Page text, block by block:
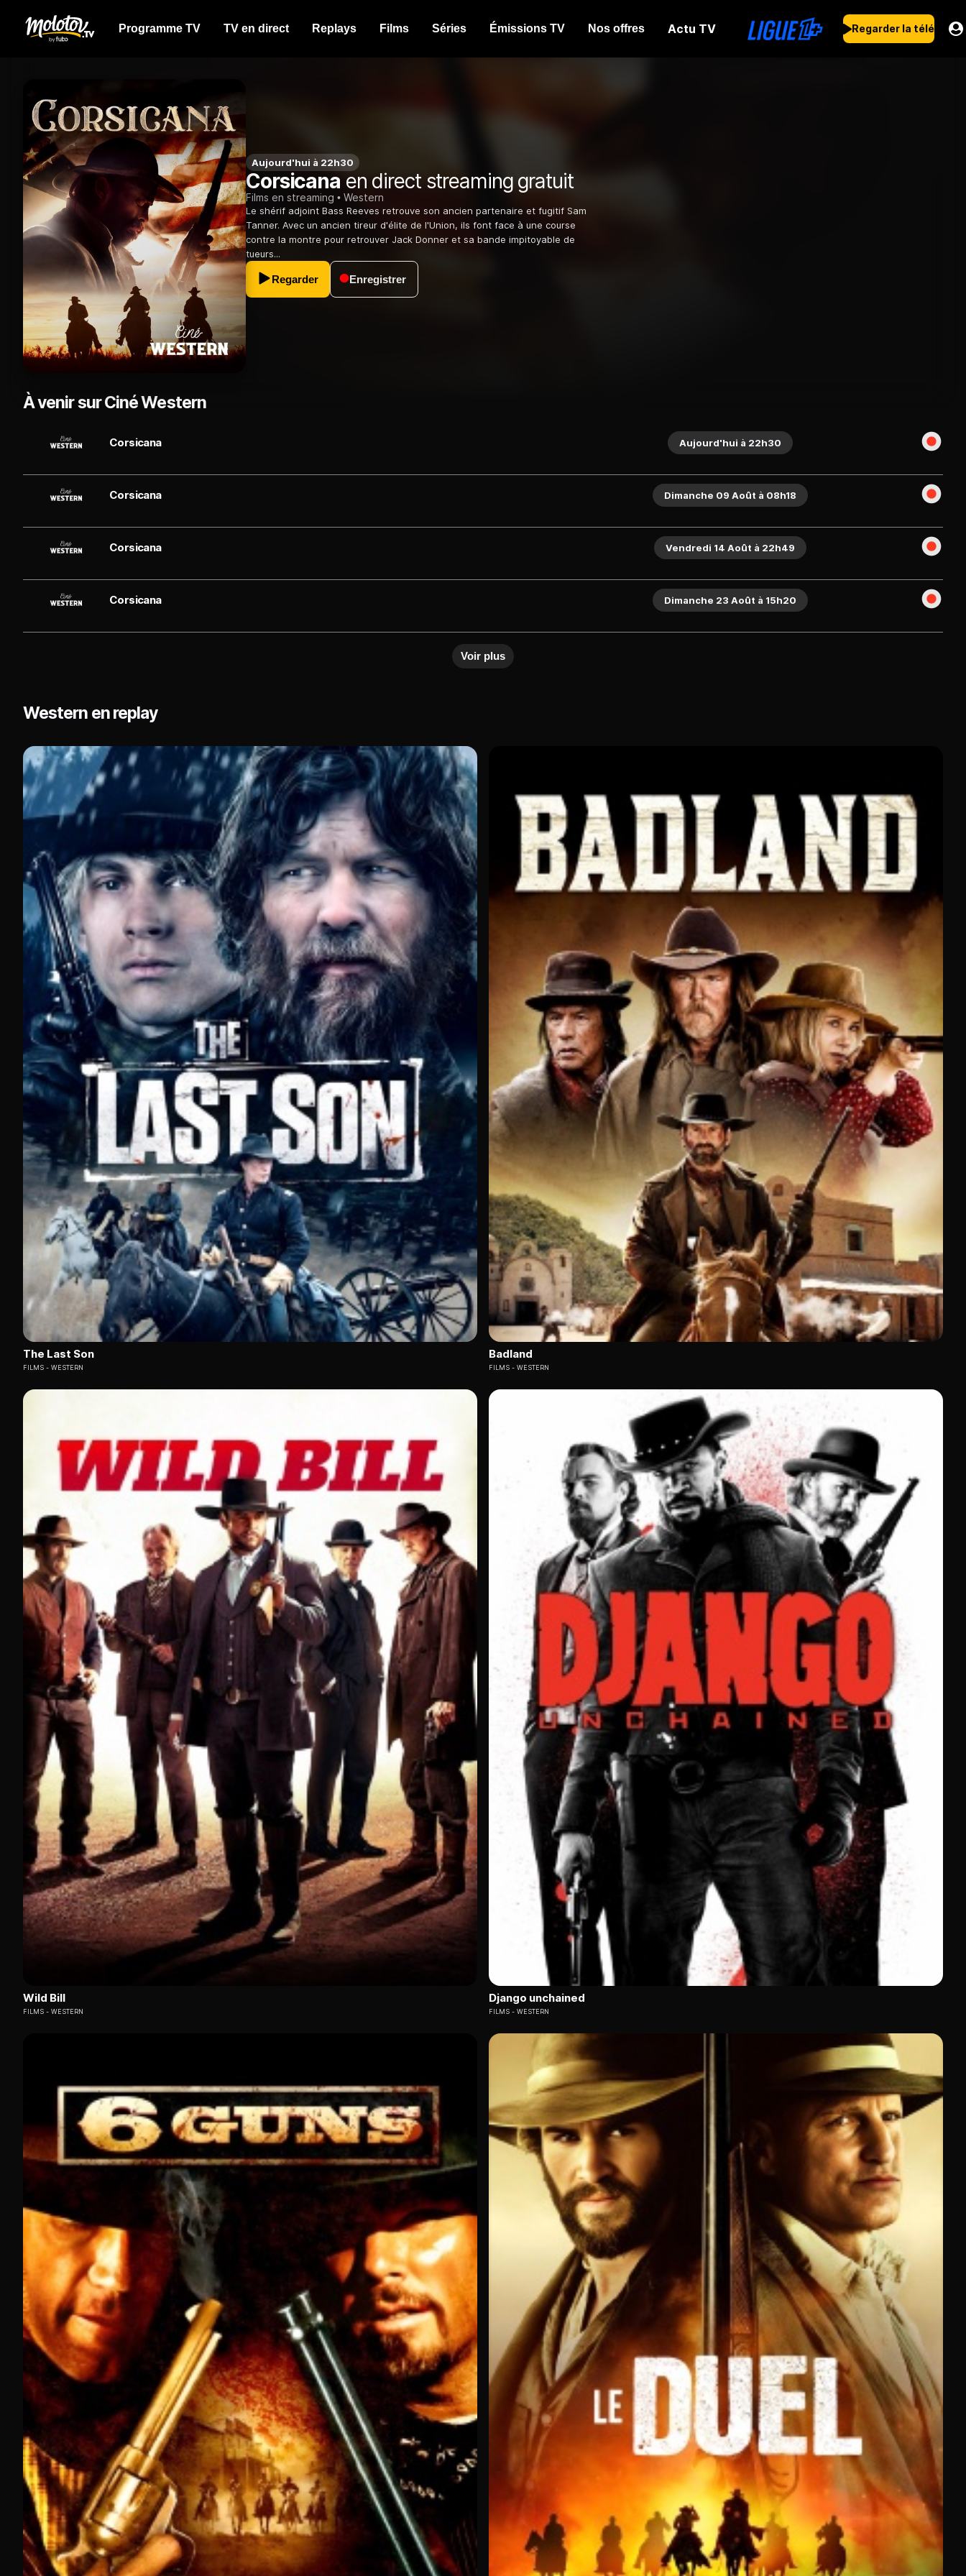
Programme TV TV en direct Replays Films Séries Émissions TV Nos offres Actu TV Regarder la télé
Aujourd'hui à 22h30
Corsicana en direct streaming gratuit
Films en streaming Western
Le shérif adjoint Bass Reeves retrouve son ancien partenaire et fugitif Sam
Tanner. Avec un ancien tireur d'élite de l'Union, ils font face à une course
contre la montre pour retrouver Jack Donner et sa bande impitoyable de
tueurs...
Regarder Enregistrer
À venir sur Ciné Western
Corsicana Aujourd'hui à 22h30
Corsicana Dimanche 09 Août à 08h18
Corsicana Vendredi 14 Août à 22h49
Corsicana Dimanche 23 Août à 15h20
Voir plus
Western en replay
The Last Son
FILMS WESTERN
Badland
FILMS WESTERN
Wild Bill
FILMS WESTERN
Django unchained
FILMS WESTERN